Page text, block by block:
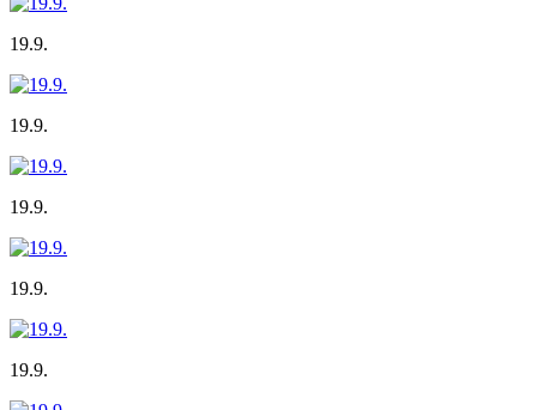
19.9.
19.9.
19.9.
19.9.
19.9.